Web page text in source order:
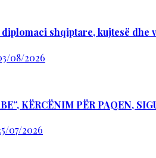
shqiptare, kujtesë dhe
08/2026
KËRCËNIM PËR PAQEN,
07/2026